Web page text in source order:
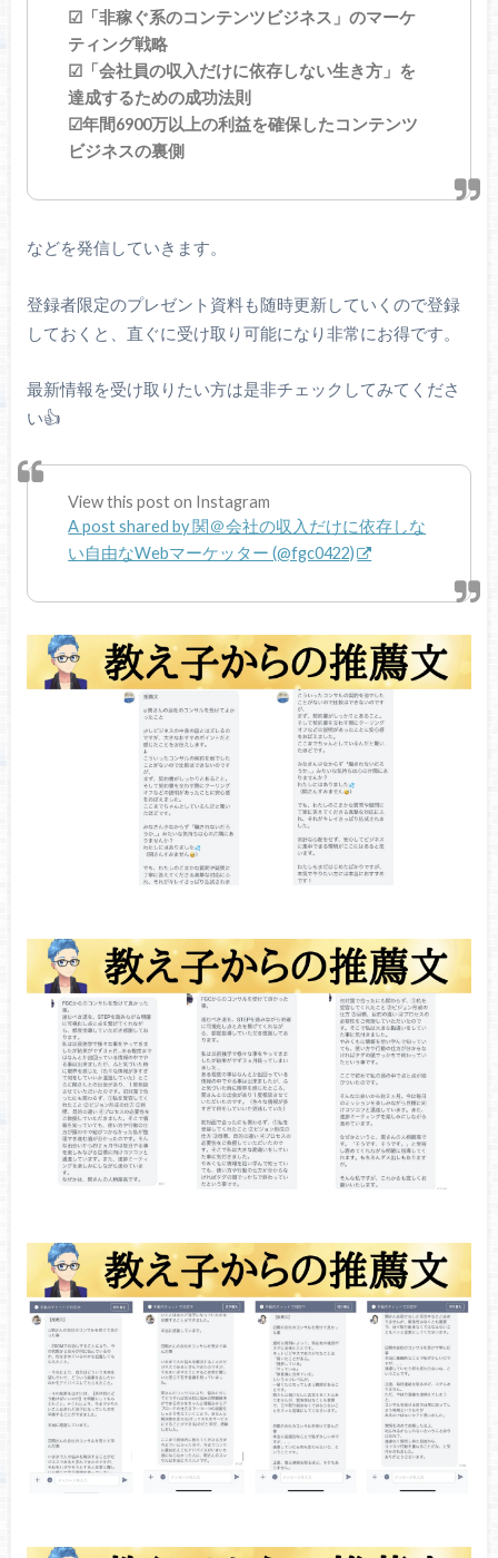
☑「非稼ぐ系のコンテンツビジネス」のマーケ
ティング戦略
☑「会社員の収入だけに依存しない生き方」を
達成するための成功法則
☑年間6900万以上の利益を確保したコンテンツ
ビジネスの裏側
などを発信していきます。
登録者限定のプレゼント資料も随時更新していくので登録
しておくと、直ぐに受け取り可能になり非常にお得です。
最新情報を受け取りたい方は是非チェックしてみてくださ
い👍
View this post on Instagram
A post shared by 関＠会社の収入だけに依存しな
い自由なWebマーケッター (@fgc0422)